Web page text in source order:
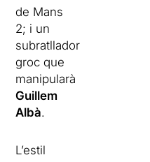
de Mans
2; i un
subratllador
groc que
manipularà
Guillem
Albà.
L’estil